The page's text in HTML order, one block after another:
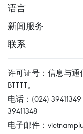
语言
新闻服务
联系
许可证号：信息与通
BTTTT。
电话：(024)
39411348
电子邮件：